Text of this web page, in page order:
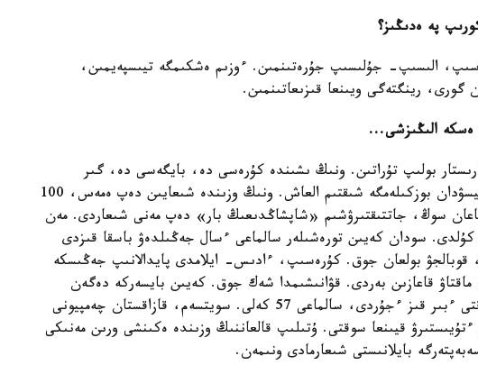
پە ەدىڭىز؟
الىسىپ- جۇلىسىپ جۇرەتىنمىن. ءوزىم ەشكىمگە تيىسپەيمىن،
گورى، رينگتەگى ويىنعا قىزىعاتىنمىن.
الىڭىزشى...
بولىپ تۇراتىن. ونىڭ ىشىندە كۇرەسى دە، بايگەسى دە، گىر
كوتەرۋى دە بار. سوندا مەن دجيۋ- دجيسۋدان بوزكىلەمگە شىقتىم العاش. ونىڭ وزىندە شىعايىن دەپ ەمەس، 100
سوڭ، جاتتىقتىرۋشىم «شاپشاڭدىعىڭ بار» دەپ مەنى شىعاردى. مەن
سودان كەيىن تورەشىلەر سالماعى ءسال جەڭىلدەۋ باسقا قىزدى
قوبالجۋ بولعان جوق. كۇرەسىپ، ءادىس- ايلامدى پايدالانىپ جەڭىسكە
قاعازىن بەردى. قۋانىشىمدا شەك جوق. كەيىن بايسەركە دەگەن
اۋىلدا بوكستان جارىس بولدى. ۇل سياقتى ءبىر قىز ءجۇردى، سالماعى 57 كەلى. سويتسەم، قازاقستان چەمپيونى
قيىنعا سوقتى. ۇتىلىپ قالعاننىڭ وزىندە ەكىنشى ورىن مەنىكى
بايلانىستى شىعارمادى ونىمەن.